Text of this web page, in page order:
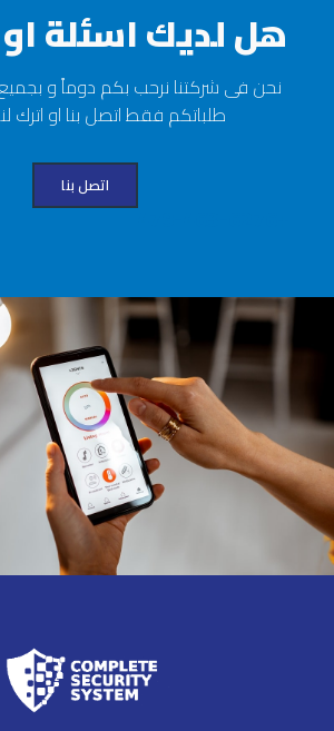
هل لديك اسئلة
نحن فى شركتنا نرحب بكم دوماً و
طلباتكم فقط اتصل بنا او اترك
اتصل بنا